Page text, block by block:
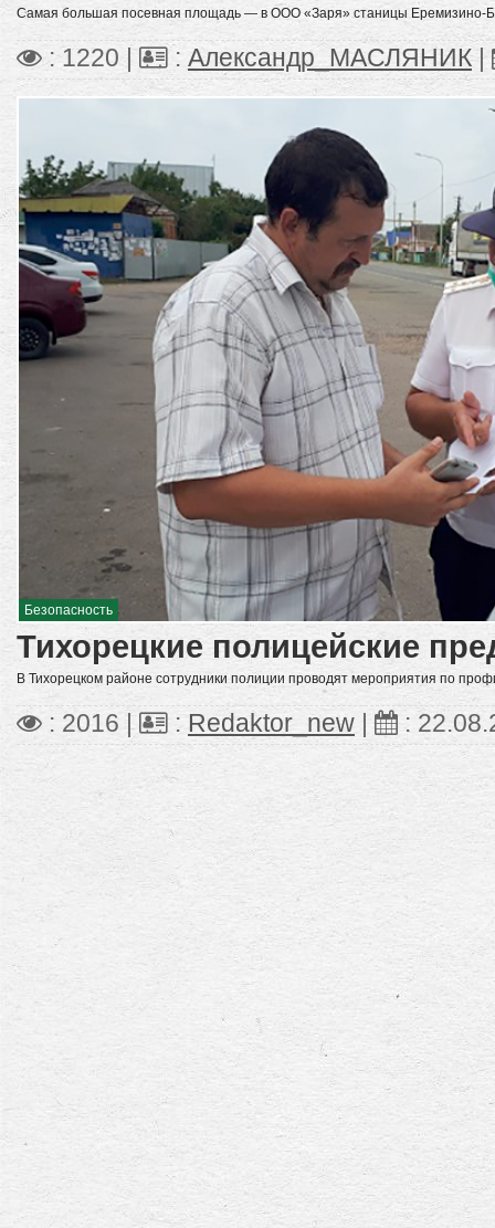
Самая большая посевная площадь — в ООО «Заря» станицы Еремизино-
: 1220 | : Александр_МАСЛЯНИК|
Безопасность
Тихорецкие полицейские
В Тихорецком районе сотрудники полиции проводят мероприятия по
: 2016 | : Redaktor_new :